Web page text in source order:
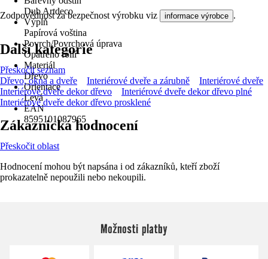
Dub Artdeco
Výplň
Papírová voština
Povrch/Povrchová úprava
Opatřeno fólií
Materiál
Dřevo
Orientace
Levá
EAN
8595101087965
Zodpovědnost za bezpečnost výrobku viz informace výrobce .
Další kategorie
Přeskočit seznam
Dřevo, okna a dveře
Interiérové dveře a zárubně
Interiérové dveře
Interiérové dveře dekor dřevo
Interiérové dveře dekor dřevo plné
Interiérové dveře dekor dřevo prosklené
Zákaznická hodnocení
Přeskočit oblast
Hodnocení mohou být napsána i od zákazníků, kteří zboží
prokazatelně nepoužili nebo nekoupili.
Možnosti platby